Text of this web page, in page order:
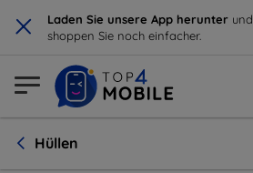
× Laden Sie unsere App herunter und
shoppen Sie noch einfacher.
Hüllen